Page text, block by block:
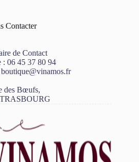
Contacter
de Contact
: 06 45 37 80 94
boutique@vinamos.fr
des Bœufs,